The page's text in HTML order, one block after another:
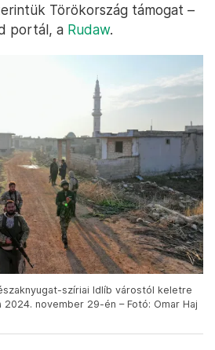
Törökország támogat –
portál, a Rudaw.
szíriai Idlíb várostól keletre
2024. november 29-én – Fotó: Omar Haj